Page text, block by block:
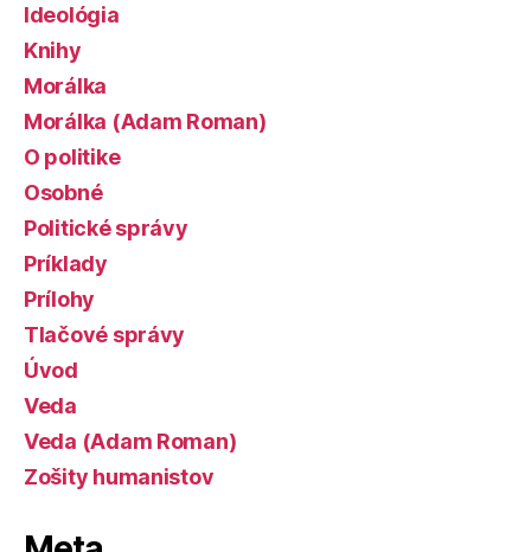
Ideológia
Knihy
Morálka
Morálka (Adam Roman)
O politike
Osobné
Politické správy
Príklady
Prílohy
Tlačové správy
Úvod
Veda
Veda (Adam Roman)
Zošity humanistov